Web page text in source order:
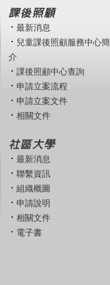
課後照顧
最新消息
兒童課後照顧服務中心簡
介
課後照顧中心查詢
申請立案流程
申請立案文件
相關文件
社區大學
最新消息
聯繫資訊
組織概圖
申請說明
相關文件
電子書